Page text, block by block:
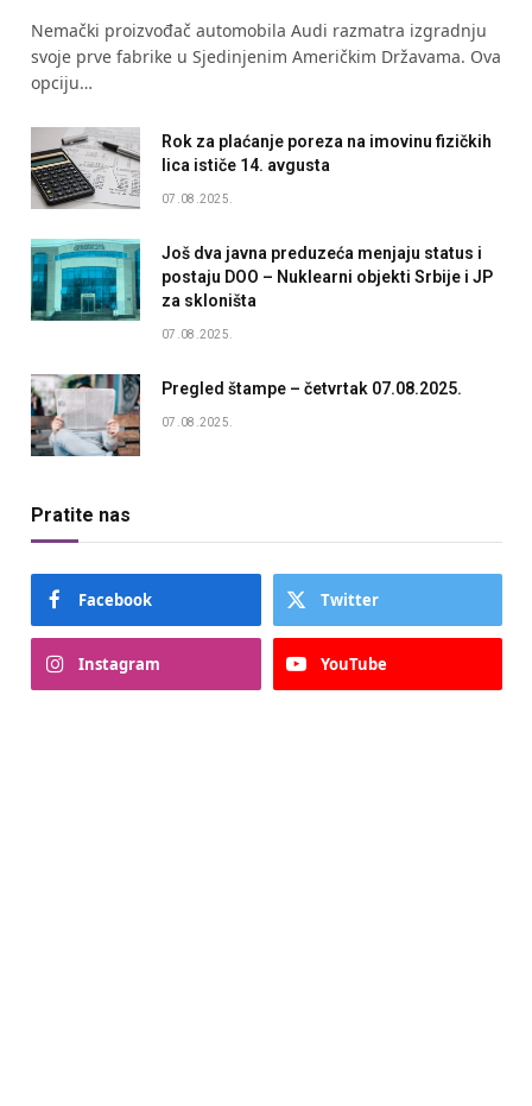
Nemački proizvođač automobila Audi razmatra izgradnju
svoje prve fabrike u Sjedinjenim Američkim Državama. Ova
opciju…
Rok za plaćanje poreza na imovinu fizičkih
lica ističe 14. avgusta
07.08.2025.
Još dva javna preduzeća menjaju status i
postaju DOO – Nuklearni objekti Srbije i JP
za skloništa
07.08.2025.
Pregled štampe – četvrtak 07.08.2025.
07.08.2025.
Pratite nas
Facebook Twitter
Instagram YouTube